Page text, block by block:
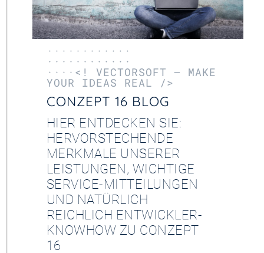
············
············
····<! VECTORSOFT – MAKE
YOUR IDEAS REAL />
CONZEPT 16 BLOG
HIER ENTDECKEN SIE:
HERVORSTECHENDE
MERKMALE UNSERER
LEISTUNGEN, WICHTIGE
SERVICE-MITTEILUNGEN
UND NATÜRLICH
REICHLICH ENTWICKLER-
KNOWHOW ZU CONZEPT
16